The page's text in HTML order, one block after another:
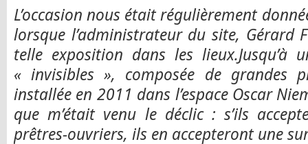
L’occasion nous était régulièrement
lorsque l’administrateur du site, Gérard
telle exposition dans les lieux.Jusqu’à
« invisibles », composée de grandes
installée en 2011 dans l’espace Oscar
que m’était venu le déclic : s’ils
prêtres-ouvriers, ils en accepteront une